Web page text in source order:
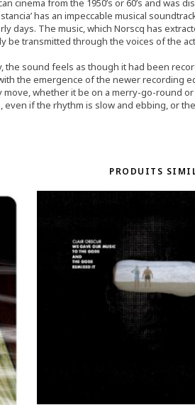
cinema from the 1950’s or 60’s and was
has an impeccable musical
days. The music, which Norscq has
be transmitted through the voices of the
the sound feels as though it had been
the emergence of the newer recording
whether it be on a merry-go-round
even if the rhythm is slow and ebbing, or
PRODUITS